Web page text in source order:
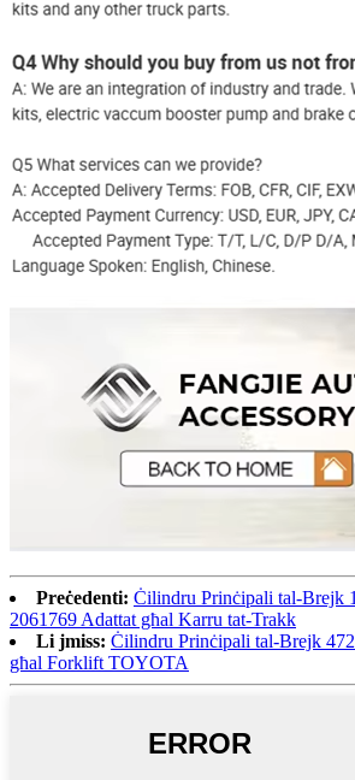
Preċedenti: Ċilindru Prinċipali tal-Brejk
2061769 Adattat għal Karru tat-Trakk
Li jmiss: Ċilindru Prinċipali tal-Brejk
għal Forklift TOYOTA